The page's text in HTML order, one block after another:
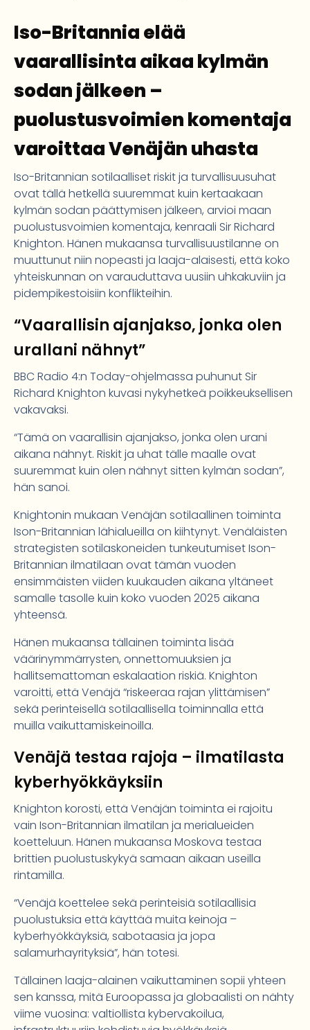
Iso-Britannia elää
vaarallisinta aikaa kylmän
sodan jälkeen –
puolustusvoimien komentaja
varoittaa Venäjän uhasta
Iso-Britannian sotilaalliset riskit ja turvallisuusuhat
ovat tällä hetkellä suuremmat kuin kertaakaan
kylmän sodan päättymisen jälkeen, arvioi maan
puolustusvoimien komentaja, kenraali Sir Richard
Knighton. Hänen mukaansa turvallisuustilanne on
muuttunut niin nopeasti ja laaja-alaisesti, että koko
yhteiskunnan on varauduttava uusiin uhkakuviin ja
pidempikestoisiin konflikteihin.
“Vaarallisin ajanjakso, jonka olen
urallani nähnyt”
BBC Radio 4:n Today-ohjelmassa puhunut Sir
Richard Knighton kuvasi nykyhetkeä poikkeuksellisen
vakavaksi.
“Tämä on vaarallisin ajanjakso, jonka olen urani
aikana nähnyt. Riskit ja uhat tälle maalle ovat
suuremmat kuin olen nähnyt sitten kylmän sodan”,
hän sanoi.
Knightonin mukaan Venäjän sotilaallinen toiminta
Ison-Britannian lähialueilla on kiihtynyt. Venäläisten
strategisten sotilaskoneiden tunkeutumiset Ison-
Britannian ilmatilaan ovat tämän vuoden
ensimmäisten viiden kuukauden aikana yltäneet
samalle tasolle kuin koko vuoden 2025 aikana
yhteensä.
Hänen mukaansa tällainen toiminta lisää
väärinymmärrysten, onnettomuuksien ja
hallitsemattoman eskalaation riskiä. Knighton
varoitti, että Venäjä “riskeeraa rajan ylittämisen”
sekä perinteisellä sotilaallisella toiminnalla että
muilla vaikuttamiskeinoilla.
Venäjä testaa rajoja – ilmatilasta
kyberhyökkäyksiin
Knighton korosti, että Venäjän toiminta ei rajoitu
vain Ison-Britannian ilmatilan ja merialueiden
koetteluun. Hänen mukaansa Moskova testaa
brittien puolustuskykyä samaan aikaan useilla
rintamilla.
“Venäjä koettelee sekä perinteisiä sotilaallisia
puolustuksia että käyttää muita keinoja –
kyberhyökkäyksiä, sabotaasia ja jopa
salamurhayrityksiä”, hän totesi.
Tällainen laaja-alainen vaikuttaminen sopii yhteen
sen kanssa, mitä Euroopassa ja globaalisti on nähty
viime vuosina: valtiollista kybervakoilua,